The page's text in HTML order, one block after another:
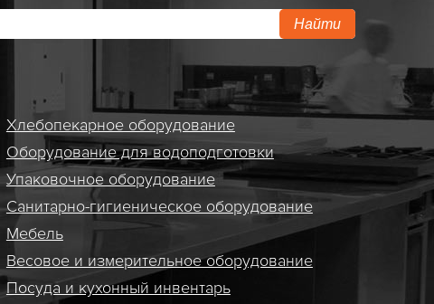
Найти
Хлебопекарное оборудование
Оборудование для водоподготовки
Упаковочное оборудование
Санитарно-гигиеническое оборудование
Мебель
Весовое и измерительное оборудование
Посуда и кухонный инвентарь